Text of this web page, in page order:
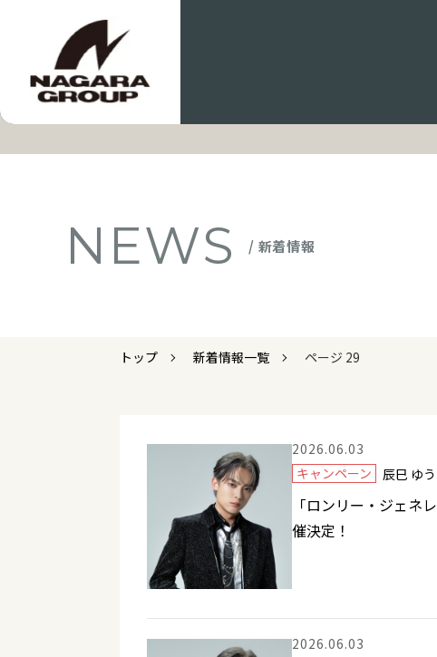
NEWS / 新着情報
トップ 新着情報一覧 ページ 29
2026.06.03
キャンペーン
辰巳 ゆ
「ロンリー・ジェネ
催決定！
2026.06.03